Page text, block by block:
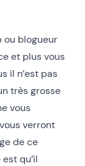
ou blogueur
et plus vous
il n’est pas
très grosse
vous
verront
de ce
qu’il